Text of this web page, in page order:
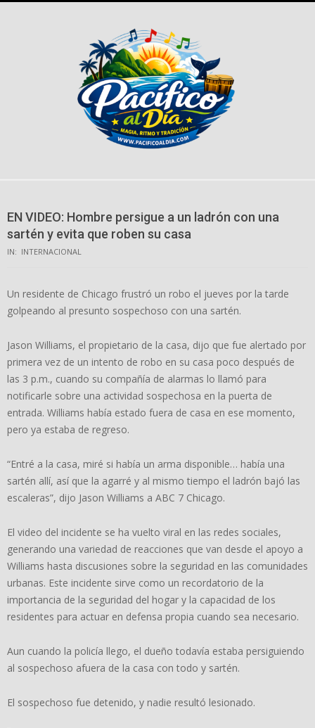
EN VIDEO: Hombre persigue a un ladrón con una
sartén y evita que roben su casa
IN: INTERNACIONAL
Un residente de Chicago frustró un robo el jueves por la tarde
golpeando al presunto sospechoso con una sartén.
Jason Williams, el propietario de la casa, dijo que fue alertado por
primera vez de un intento de robo en su casa poco después de
las 3 p.m., cuando su compañía de alarmas lo llamó para
notificarle sobre una actividad sospechosa en la puerta de
entrada. Williams había estado fuera de casa en ese momento,
pero ya estaba de regreso.
“Entré a la casa, miré si había un arma disponible… había una
sartén allí, así que la agarré y al mismo tiempo el ladrón bajó las
escaleras”, dijo Jason Williams a ABC 7 Chicago.
El video del incidente se ha vuelto viral en las redes sociales,
generando una variedad de reacciones que van desde el apoyo a
Williams hasta discusiones sobre la seguridad en las comunidades
urbanas. Este incidente sirve como un recordatorio de la
importancia de la seguridad del hogar y la capacidad de los
residentes para actuar en defensa propia cuando sea necesario.
Aun cuando la policía llego, el dueño todavía estaba persiguiendo
al sospechoso afuera de la casa con todo y sartén.
El sospechoso fue detenido, y nadie resultó lesionado.